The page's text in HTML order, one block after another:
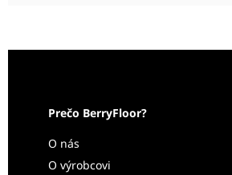
Prečo BerryFloor?
O nás
O výrobcovi